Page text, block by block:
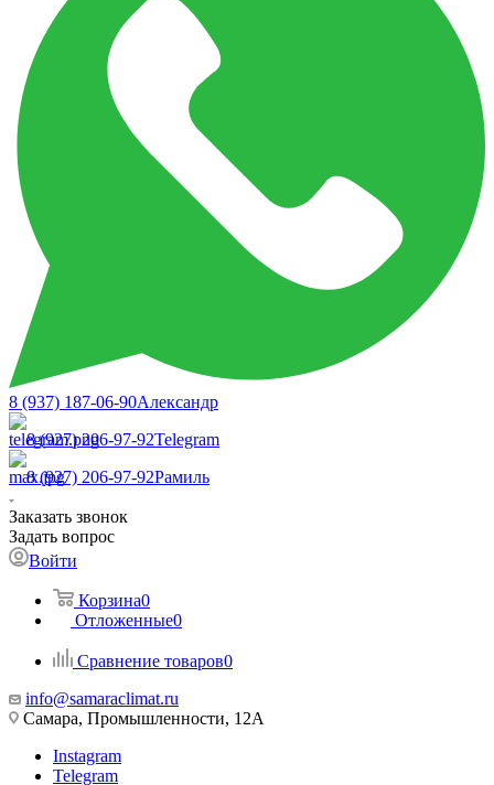
8 (937) 187-06-90Александр
8 (927) 206-97-92Telegram
8 (927) 206-97-92Рамиль
Заказать звонок
Задать вопрос
Войти
Корзина0
Отложенные0
Сравнение товаров0
info@samaraclimat.ru
Самара, Промышленности, 12А
Instagram
Telegram